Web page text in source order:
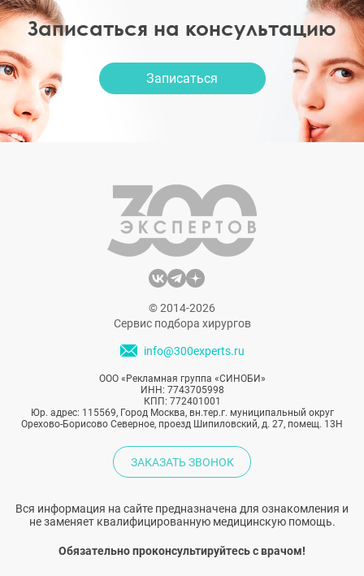
Записаться на консультацию
Записаться
© 2014-2026
Сервис подбора хирургов
info@300experts.ru
ООО «Рекламная группа «СИНОБИ»
ИНН: 7743705998
КПП: 772401001
Юр. адрес: 115569, Город Москва, вн.тер.г. муниципальный округ
Орехово-Борисово Северное, проезд Шипиловский, д. 27, помещ. 13Н
ЗАКАЗАТЬ ЗВОНОК
Вся информация на сайте предназначена для ознакомления и
не заменяет квалифицированную медицинскую помощь.
Обязательно проконсультируйтесь с врачом!